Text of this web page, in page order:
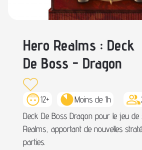
Hero Realms : Deck
De Boss - Dragon
12+ Moins de 1h
Deck De Boss Dragon pour le jeu de
Realms, apportant de nouvelles
parties.